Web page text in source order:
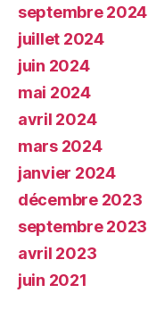
septembre 2024
juillet 2024
juin 2024
mai 2024
avril 2024
mars 2024
janvier 2024
décembre 2023
septembre 2023
avril 2023
juin 2021